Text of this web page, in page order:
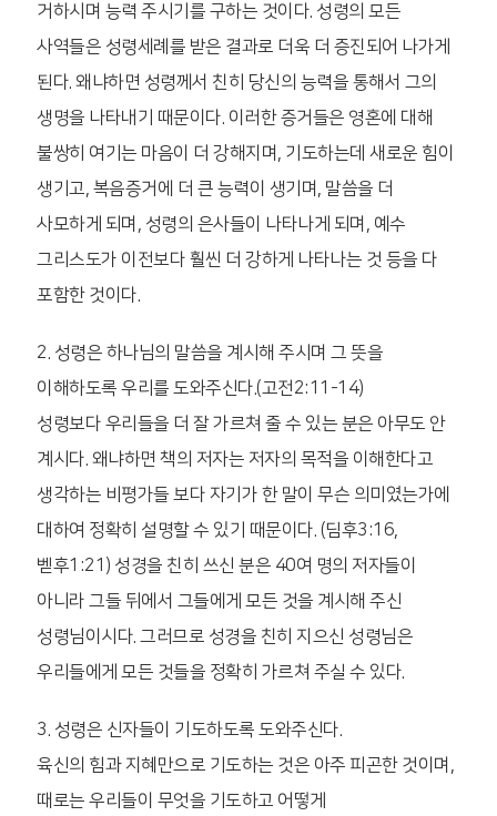
거하시며 능력 주시기를 구하는 것이다. 성령의 모든
사역들은 성령세례를 받은 결과로 더욱 더 증진되어 나가게
된다. 왜냐하면 성령께서 친히 당신의 능력을 통해서 그의
생명을 나타내기 때문이다. 이러한 증거들은 영혼에 대해
불쌍히 여기는 마음이 더 강해지며, 기도하는데 새로운 힘이
생기고, 복음증거에 더 큰 능력이 생기며, 말씀을 더
사모하게 되며, 성령의 은사들이 나타나게 되며, 예수
그리스도가 이전보다 훨씬 더 강하게 나타나는 것 등을 다
포함한 것이다.
2. 성령은 하나님의 말씀을 계시해 주시며 그 뜻을
이해하도록 우리를 도와주신다.(고전2:11-14)
성령보다 우리들을 더 잘 가르쳐 줄 수 있는 분은 아무도 안
계시다. 왜냐하면 책의 저자는 저자의 목적을 이해한다고
생각하는 비평가들 보다 자기가 한 말이 무슨 의미였는가에
대하여 정확히 설명할 수 있기 때문이다. (딤후3:16,
벧후1:21) 성경을 친히 쓰신 분은 40여 명의 저자들이
아니라 그들 뒤에서 그들에게 모든 것을 계시해 주신
성령님이시다. 그러므로 성경을 친히 지으신 성령님은
우리들에게 모든 것들을 정확히 가르쳐 주실 수 있다.
3. 성령은 신자들이 기도하도록 도와주신다.
육신의 힘과 지혜만으로 기도하는 것은 아주 피곤한 것이며,
때로는 우리들이 무엇을 기도하고 어떻게